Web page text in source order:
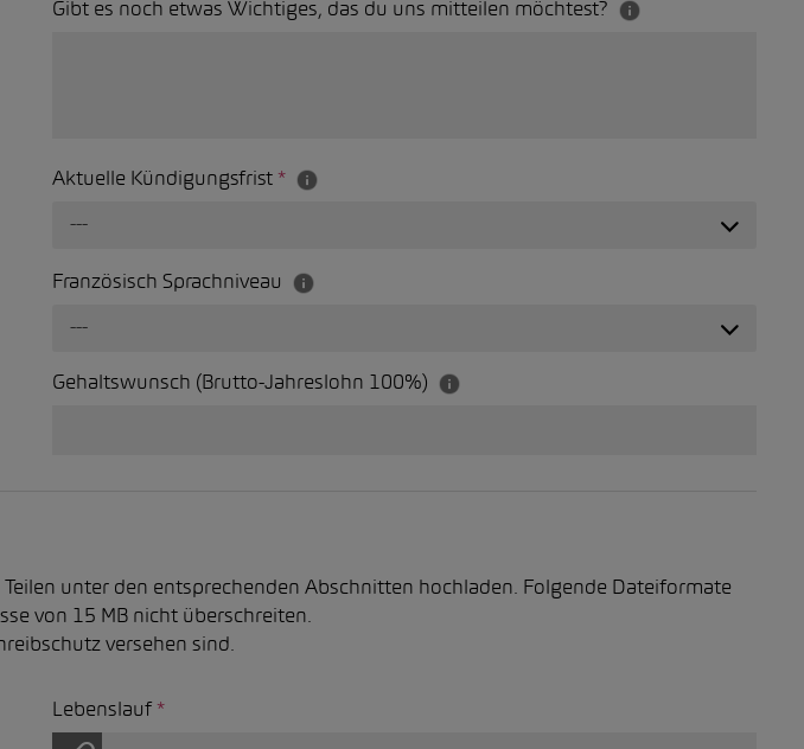
Gibt es noch etwas Wichtiges, das du uns mitteilen möchtest?
Aktuelle Kündigungsfrist *
---
Französisch Sprachniveau
---
Gehaltswunsch (Brutto-Jahreslohn 100%)
unter den entsprechenden Abschnitten hochladen. Folgende Dateiformate
von 15 MB nicht überschreiten.
versehen sind.
Lebenslauf *